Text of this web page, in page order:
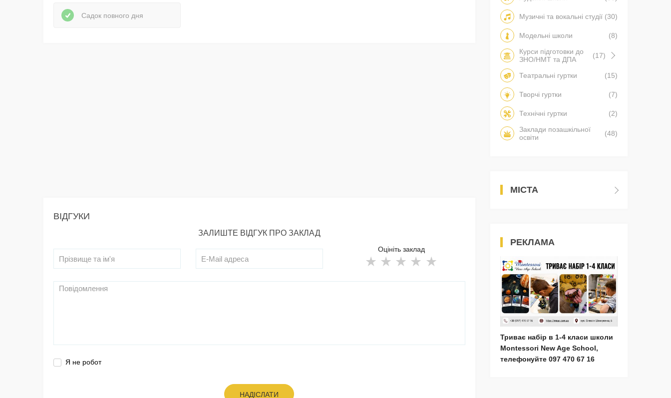
Садок повного дня
ВІДГУКИ
ЗАЛИШТЕ ВІДГУК ПРО ЗАКЛАД
Оцініть заклад
Я не робот
НАДІСЛАТИ
Музичні та вокальні студії (30)
Модельні школи
(8)
Курси підготовки до
ЗНО/НМТ та ДПА
(17)
Театральні гуртки (15)
Творчі гуртки (7)
Технічні гуртки
(2)
Заклади позашкільної
освіти
(48)
МІСТА
РЕКЛАМА
Триває набір в 1-4 класи школи
Montessori New Age School,
телефонуйте 097 470 67 16